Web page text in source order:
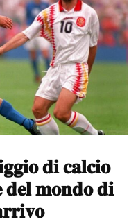
𝐝𝐢 𝐜𝐚𝐥𝐜𝐢𝐨
𝐝𝐞𝐥 𝐦𝐨𝐧𝐝𝐨 𝐝𝐢